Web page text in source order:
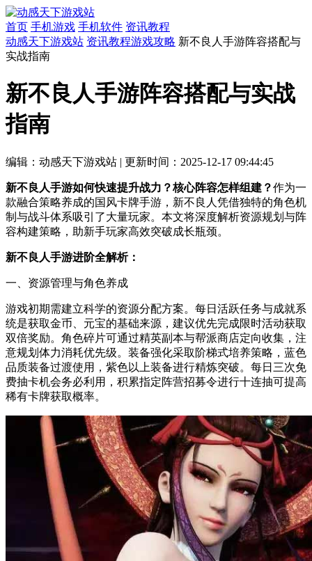
首页 手机游戏 手机软件 资讯教程
动感天下游戏站 资讯教程游戏攻略 新不良人手游阵容搭配与
实战指南
新不良人手游阵容搭配与实战
指南
编辑：动感天下游戏站 | 更新时间：2025-12-17 09:44:45
新不良人手游如何快速提升战力？核心阵容怎样组建？作为一
款融合策略养成的国风卡牌手游，新不良人凭借独特的角色机
制与战斗体系吸引了大量玩家。本文将深度解析资源规划与阵
容构建策略，助新手玩家高效突破成长瓶颈。
新不良人手游进阶全解析：
一、资源管理与角色养成
游戏初期需建立科学的资源分配方案。每日活跃任务与成就系
统是获取金币、元宝的基础来源，建议优先完成限时活动获取
双倍奖励。角色碎片可通过精英副本与帮派商店定向收集，注
意规划体力消耗优先级。装备强化采取阶梯式培养策略，蓝色
品质装备过渡使用，紫色以上装备进行精炼突破。每日三次免
费抽卡机会务必利用，积累指定阵营招募令进行十连抽可提高
稀有卡牌获取概率。